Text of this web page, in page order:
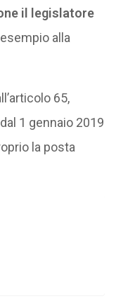
il legislatore
alla
65,
1 gennaio 2019
la posta